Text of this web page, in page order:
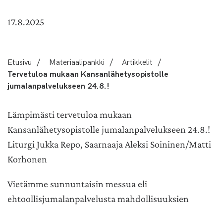
17.8.2025
Etusivu / Materiaalipankki / Artikkelit /
Tervetuloa mukaan Kansanlähetysopistolle
jumalanpalvelukseen 24.8.!
Lämpimästi tervetuloa mukaan
Kansanlähetysopistolle jumalanpalvelukseen 24.8.!
Liturgi Jukka Repo, Saarnaaja Aleksi Soininen/Matti
Korhonen
Vietämme sunnuntaisin messua eli
ehtoollisjumalanpalvelusta mahdollisuuksien